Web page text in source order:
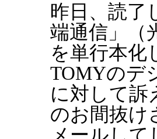
昨日、読了
端通信」（
を単行本化
TOMYのデ
に対して訴
のお間抜け